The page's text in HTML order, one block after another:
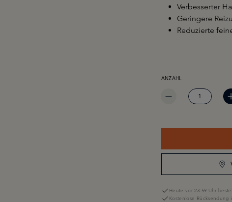
Verbesserter
Geringere
Reduzierte
PRODUKT ANZAHL: GIB
ANZAHL
Heute vor 23:59 Uhr
Kostenlose Rücksendung